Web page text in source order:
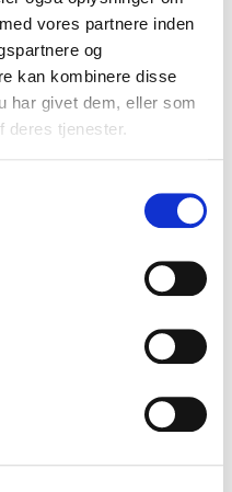
vores partnere inden
og
kan kombinere disse
har givet dem, eller som
deres tjenester.